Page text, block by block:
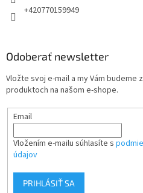
+420770159949
Odoberať newsletter
Vložte svoj e-mail a my Vám
produktoch na našom e-shope.
Email
Vložením e-mailu súhlasíte s
údajov
PRIHLÁSIŤ SA